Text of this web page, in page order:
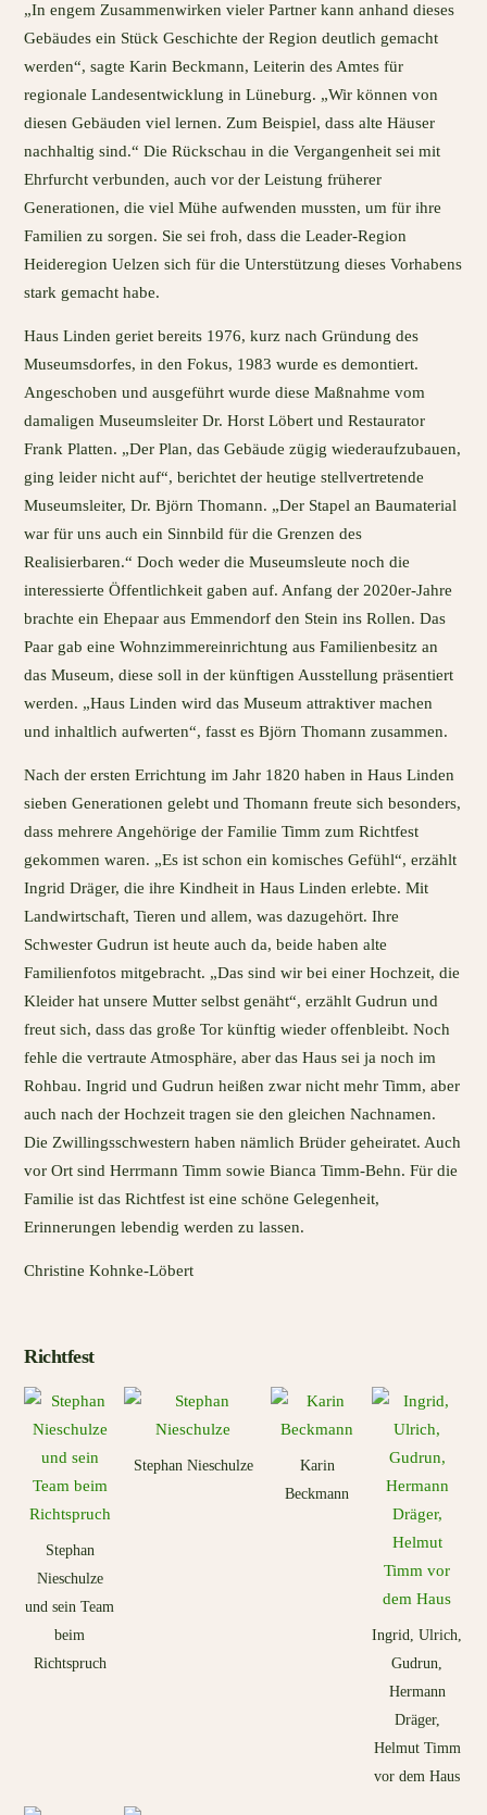
„In engem Zusammenwirken vieler Partner kann anhand dieses
Gebäudes ein Stück Geschichte der Region deutlich gemacht
werden“, sagte Karin Beckmann, Leiterin des Amtes für
regionale Landesentwicklung in Lüneburg. „Wir können von
diesen Gebäuden viel lernen. Zum Beispiel, dass alte Häuser
nachhaltig sind.“ Die Rückschau in die Vergangenheit sei mit
Ehrfurcht verbunden, auch vor der Leistung früherer
Generationen, die viel Mühe aufwenden mussten, um für ihre
Familien zu sorgen. Sie sei froh, dass die Leader-Region
Heideregion Uelzen sich für die Unterstützung dieses Vorhabens
stark gemacht habe.
Haus Linden geriet bereits 1976, kurz nach Gründung des
Museumsdorfes, in den Fokus, 1983 wurde es demontiert.
Angeschoben und ausgeführt wurde diese Maßnahme vom
damaligen Museumsleiter Dr. Horst Löbert und Restaurator
Frank Platten. „Der Plan, das Gebäude zügig wiederaufzubauen,
ging leider nicht auf“, berichtet der heutige stellvertretende
Museumsleiter, Dr. Björn Thomann. „Der Stapel an Baumaterial
war für uns auch ein Sinnbild für die Grenzen des
Realisierbaren.“ Doch weder die Museumsleute noch die
interessierte Öffentlichkeit gaben auf. Anfang der 2020er-Jahre
brachte ein Ehepaar aus Emmendorf den Stein ins Rollen. Das
Paar gab eine Wohnzimmereinrichtung aus Familienbesitz an
das Museum, diese soll in der künftigen Ausstellung präsentiert
werden. „Haus Linden wird das Museum attraktiver machen
und inhaltlich aufwerten“, fasst es Björn Thomann zusammen.
Nach der ersten Errichtung im Jahr 1820 haben in Haus Linden
sieben Generationen gelebt und Thomann freute sich besonders,
dass mehrere Angehörige der Familie Timm zum Richtfest
gekommen waren. „Es ist schon ein komisches Gefühl“, erzählt
Ingrid Dräger, die ihre Kindheit in Haus Linden erlebte. Mit
Landwirtschaft, Tieren und allem, was dazugehört. Ihre
Schwester Gudrun ist heute auch da, beide haben alte
Familienfotos mitgebracht. „Das sind wir bei einer Hochzeit, die
Kleider hat unsere Mutter selbst genäht“, erzählt Gudrun und
freut sich, dass das große Tor künftig wieder offenbleibt. Noch
fehle die vertraute Atmosphäre, aber das Haus sei ja noch im
Rohbau. Ingrid und Gudrun heißen zwar nicht mehr Timm, aber
auch nach der Hochzeit tragen sie den gleichen Nachnamen.
Die Zwillingsschwestern haben nämlich Brüder geheiratet. Auch
vor Ort sind Herrmann Timm sowie Bianca Timm-Behn. Für die
Familie ist das Richtfest ist eine schöne Gelegenheit,
Erinnerungen lebendig werden zu lassen.
Christine Kohnke-Löbert
Richtfest
Stephan
Nieschulze
und sein Team
beim
Richtspruch
Stephan Nieschulze
Karin
Beckmann
Ingrid, Ulrich,
Gudrun,
Hermann
Dräger,
Helmut Timm
vor dem Haus